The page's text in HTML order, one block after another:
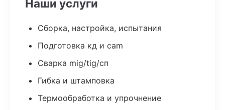
Наши услуги
Сборка, настройка, испытания
Подготовка кд и cam
Сварка mig/tig/сп
Гибка и штамповка
Термообработка и упрочнение